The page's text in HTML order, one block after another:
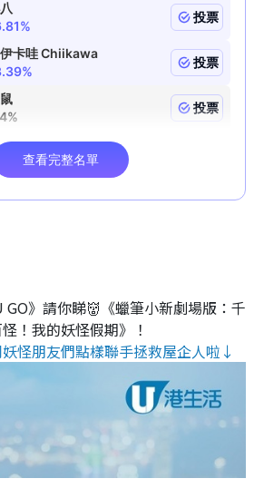
GO》請你睇👹《蠟筆小新劇場版：千
！我的妖怪假期》！
怪朋友們點樣聯手拯救屋企人啦↓